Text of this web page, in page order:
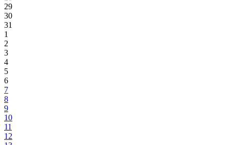
29
30
31
1
2
3
4
5
6
7
8
9
10
11
12